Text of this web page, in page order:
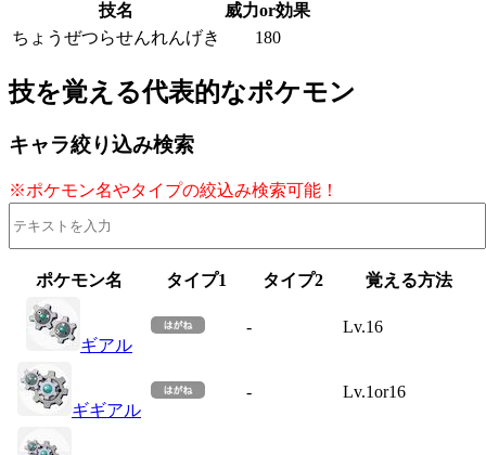
技名
威力or効果
ちょうぜつらせんれんげき
180
技を覚える代表的なポケモン
キャラ絞り込み検索
※ポケモン名やタイプの絞込み検索可能！
ポケモン名 タイプ1 タイプ2 覚える方法
ギアル
- Lv.16
ギギアル
- Lv.1or16